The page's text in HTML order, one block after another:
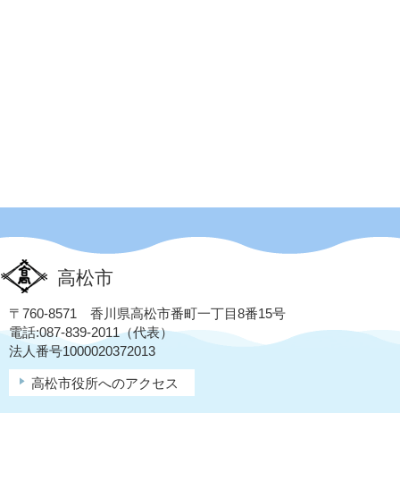
高松市
〒760-8571 香川県高松市番町一丁目8番15号
電話:087-839-2011（代表）
法人番号1000020372013
高松市役所へのアクセス